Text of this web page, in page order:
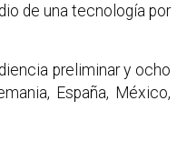
de una tecnología por
preliminar y ocho
España, México,